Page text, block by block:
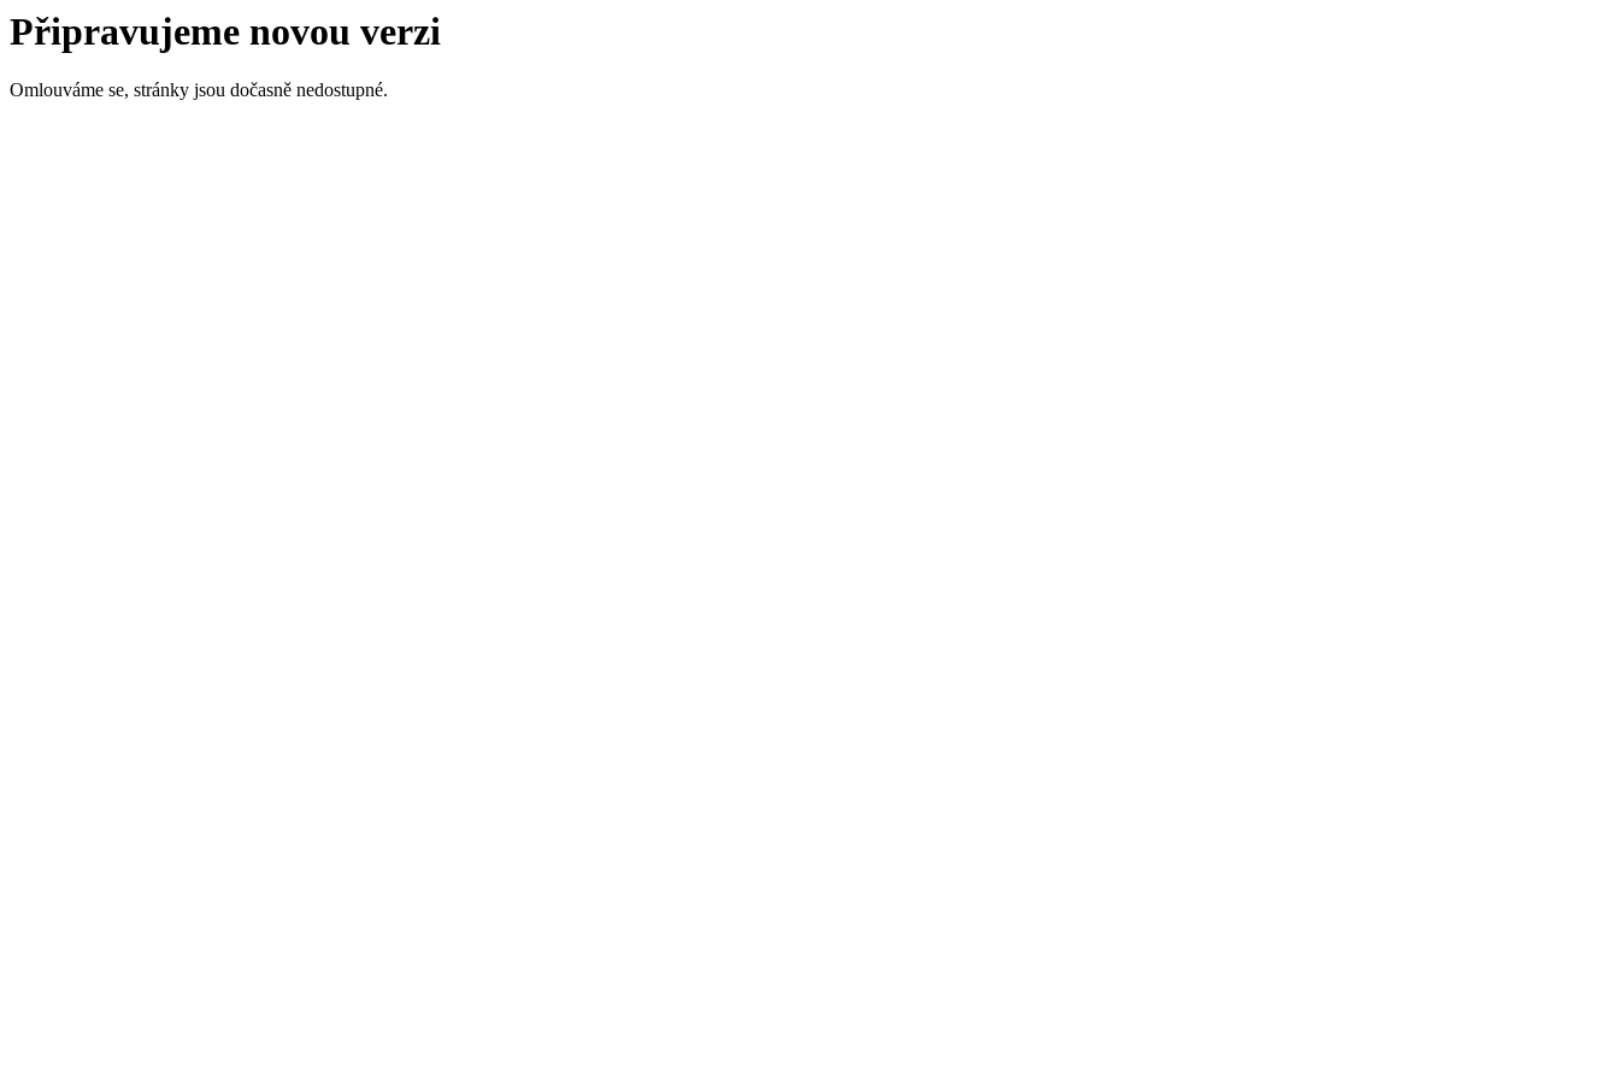
Připravujeme novou verzi
Omlouváme se, stránky jsou dočasně nedostupné.